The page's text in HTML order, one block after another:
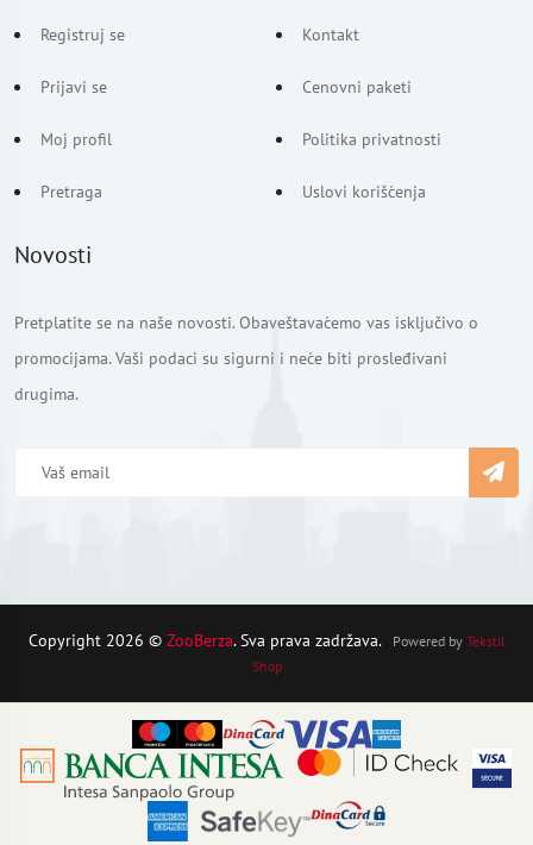
Registruj se
Prijavi se
Moj profil
Pretraga
Kontakt
Cenovni paketi
Politika privatnosti
Uslovi korišćenja
Novosti
Pretplatite se na naše novosti. Obaveštavaćemo vas isključivo o
promocijama. Vaši podaci su sigurni i neće biti prosleđivani
drugima.
Copyright 2026 © ZooBerza. Sva prava zadržava. Powered by Tekstil
Shop